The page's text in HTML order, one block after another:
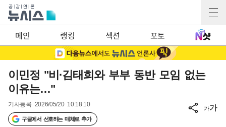
메인 랭킹 섹션 포토
이민정 "비·김태희와 부부 동반 모임 없는
이유는…"
기사등록 2026/05/20 10:18:10
구글에서 선호하는 매체로 추가
가가